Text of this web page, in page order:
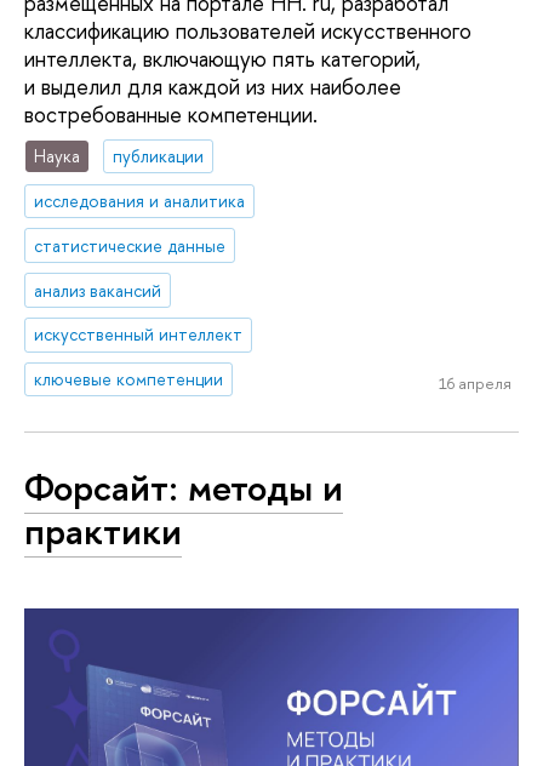
классификацию пользователей искусственного
интеллекта, включающую пять категорий,
и выделил для каждой из них наиболее
востребованные компетенции.
Наука
публикации
исследования и аналитика
статистические данные
анализ вакансий
искусственный интеллект
ключевые компетенции
16 апреля
Форсайт: методы и
практики